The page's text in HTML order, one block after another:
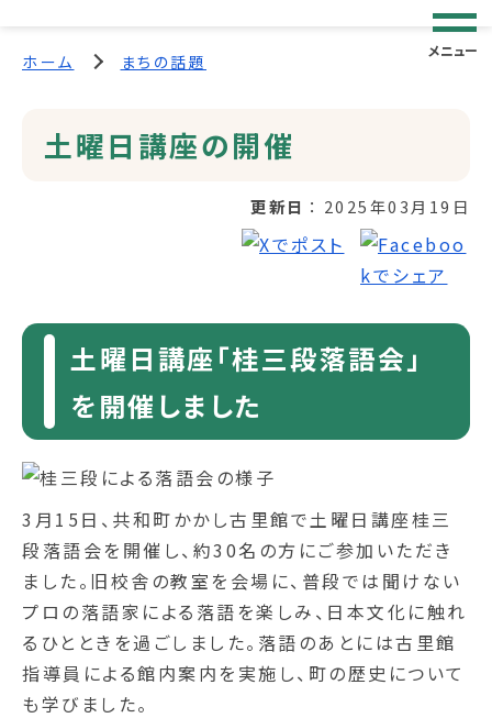
メニュー
ホーム まちの話題
土曜日講座の開催
更新日 2025年03月19日
土曜日講座「桂三段落語会」
を開催しました
3月15日、共和町かかし古里館で土曜日講座桂三
段落語会を開催し、約30名の方にご参加いただき
ました。旧校舎の教室を会場に、普段では聞けない
プロの落語家による落語を楽しみ、日本文化に触れ
るひとときを過ごしました。落語のあとには古里館
指導員による館内案内を実施し、町の歴史について
も学びました。